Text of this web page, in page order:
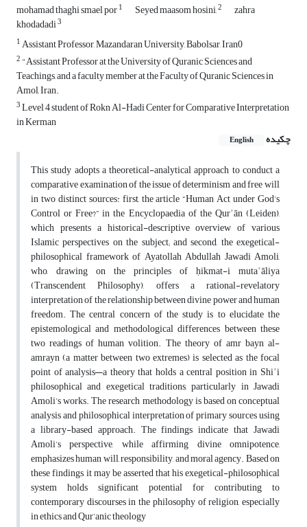
mohamad thaghi smael por1 Seyed maasom hosini,2 zahra
khodadadi3
1Assistant Professor, Mazandaran University, Babolsar, Iran0
2 "Assistant Professor at the University of Quranic Sciences and
Teachings, and a faculty member at the Faculty of Quranic Sciences in
Amol, Iran.
3Level 4 student of Rokn Al-Hadi Center for Comparative Interpretation
in Kerman
چکیده
English
This study adopts a theoretical-analytical approach to conduct a
comparative examination of the issue of determinism and free will
in two distinct sources: first, the article “Human Act under God’s
Control or Free?” in the Encyclopaedia of the Qurʾān (Leiden),
which presents a historical-descriptive overview of various
Islamic perspectives on the subject; and second, the exegetical-
philosophical framework of Ayatollah Abdullah Jawadi Amoli,
who, drawing on the principles of ḥikmat-i mutaʿāliya
(Transcendent Philosophy), offers a rational-revelatory
interpretation of the relationship between divine power and human
freedom. The central concern of the study is to elucidate the
epistemological and methodological differences between these
two readings of human volition. The theory of amr bayn al-
amrayn (a matter between two extremes) is selected as the focal
point of analysis—a theory that holds a central position in Shiʿi
philosophical and exegetical traditions, particularly in Jawadi
Amoli’s works. The research methodology is based on conceptual
analysis and philosophical interpretation of primary sources using
a library-based approach. The findings indicate that Jawadi
Amoli’s perspective, while affirming divine omnipotence,
emphasizes human will, responsibility, and moral agency. Based on
these findings, it may be asserted that his exegetical-philosophical
system holds significant potential for contributing to
contemporary discourses in the philosophy of religion, especially
in ethics and Qur’anic theology